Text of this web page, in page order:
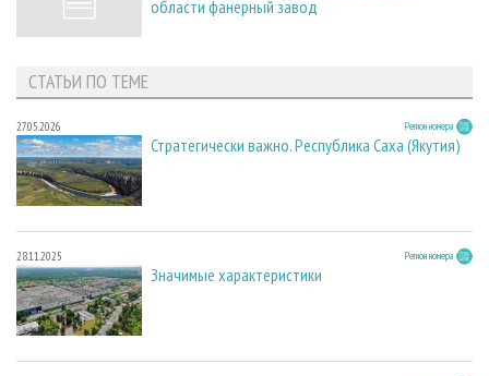
области фанерный завод
СТАТЬИ ПО ТЕМЕ
27.05.2026 Регион номера
Стратегически важно. Республика Саха (Якутия)
28.11.2025 Регион номера
Значимые характеристики